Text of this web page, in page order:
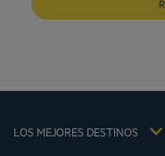
LOS MEJORES DESTINOS
Hoteles Cracovia
Hoteles Portugal
Hôtels Saint-Malo
Avisos legales
Política de Datos Personales